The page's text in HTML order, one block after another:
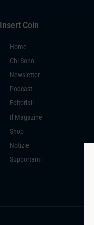
Insert Coin
Home
Chi Sono
Newsletter
Podcast
Editoriali
Il Magazine
Shop
Notizie
Supportami